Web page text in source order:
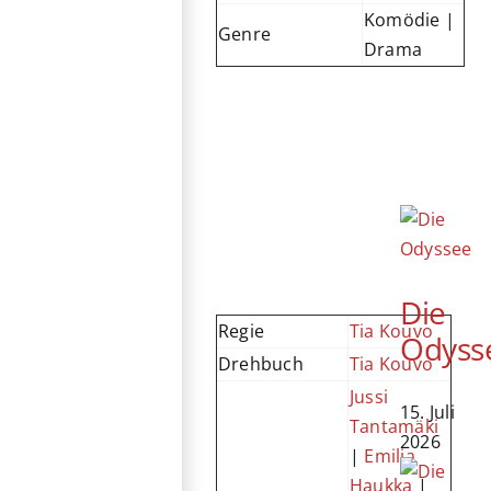
Genre
Komödie |
Drama
Regie
Tia Kouvo
Drehbuch
Tia Kouvo
Jussi
Tantamäki
| Emilia
Haukka |
Die
15. Juli
2026